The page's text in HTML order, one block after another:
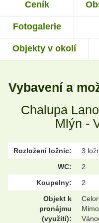
Ceník
Fotogalerie
Objekty v okolí
Vybavení a
Chalupa
Mlýn -
Rozložení ložnic:
3
WC:
2
Koupelny:
2
Objekt k
pronájmu
(využití):